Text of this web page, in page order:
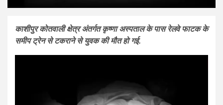
काशीपुर कोतवाली क्षेत्र अंतर्गत कृष्णा अस्पताल के पास रेलवे फाटक के
समीप ट्रेन से टकराने से युवक की मौत हो गई.